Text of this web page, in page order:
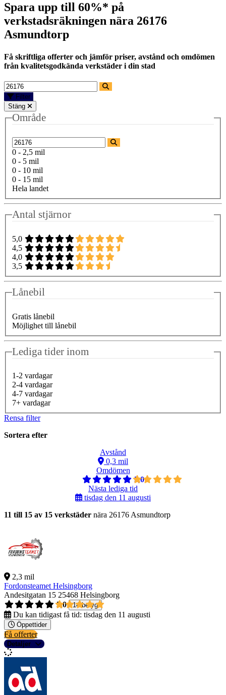
Spara upp till 60%* på
verkstadsräkningen nära 26176
Asmundtorp
Få skriftliga offerter och jämför priser, avstånd och omdömen
från kvalitetsgodkända verkstäder i din stad
Filter
Stäng
Område
0 - 2,5 mil
0 - 5 mil
0 - 10 mil
0 - 15 mil
Hela landet
Antal stjärnor
5,0
4,5
4,0
3,5
Lånebil
Gratis lånebil
Möjlighet till lånebil
Lediga tider inom
1-2 vardagar
2-4 vardagar
4-7 vardagar
7+ vardagar
Rensa filter
Sortera efter
Avstånd
0,3 mil
Omdömen
5,0
Nästa lediga tid
tisdag den 11 augusti
11 till 15 av 15 verkstäder nära 26176 Asmundtorp
2,3 mil
Fordonsteamet Helsingborg
Andesitgatan 15 25468 Helsingborg
5,0
14 betyg
Du kan tidigast få tid: tisdag den 11 augusti
Öppettider
Få offerter
Detaljer